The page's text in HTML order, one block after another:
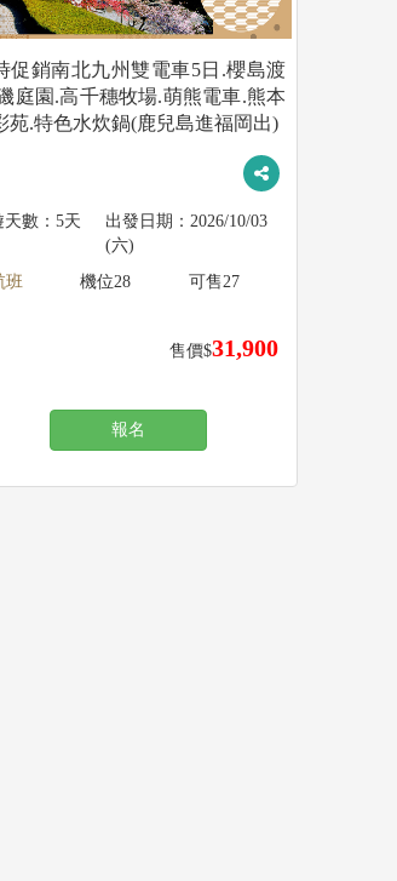
促銷南北九州雙電車5日.櫻島渡
庭園.高千穗牧場.萌熊電車.熊本
苑.特色水炊鍋(鹿兒島進福岡出)
5天
2026/10/03
(六)
班
售價$31,900
機位28 可售27
報名